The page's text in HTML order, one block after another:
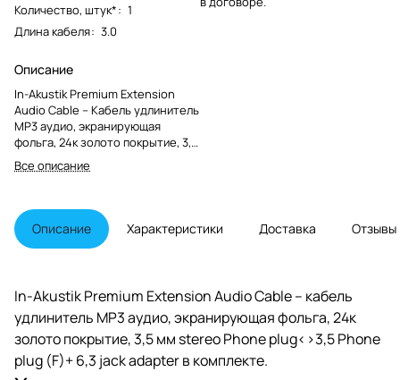
Количество, штук*: 1
Длина кабеля: 3.0
Описание
In-Akustik Premium Extension
Audio Cable – Кабель удлинитель
MP3 аудио, экранирующая
фольга, 24к золото покрытие, 3,5
мм stereo Phone plug<>3,5
Phone plug (F)+ 6,3 jack adapter в
Все описание
Описание Характеристики Доставка Отзывы
In-Akustik Premium Extension Audio Cable – кабель
удлинитель MP3 аудио, экранирующая фольга, 24к
золото покрытие, 3,5 мм stereo Phone plug<>3,5 Phone
plug (F)+ 6,3 jack adapter в комплекте.